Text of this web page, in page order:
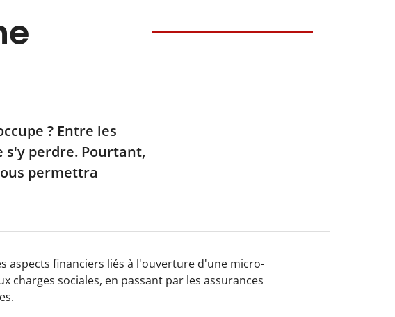
? Entre les
perdre. Pourtant,
permettra
aspects financiers liés à l'ouverture d'une micro-
charges sociales, en passant par les assurances